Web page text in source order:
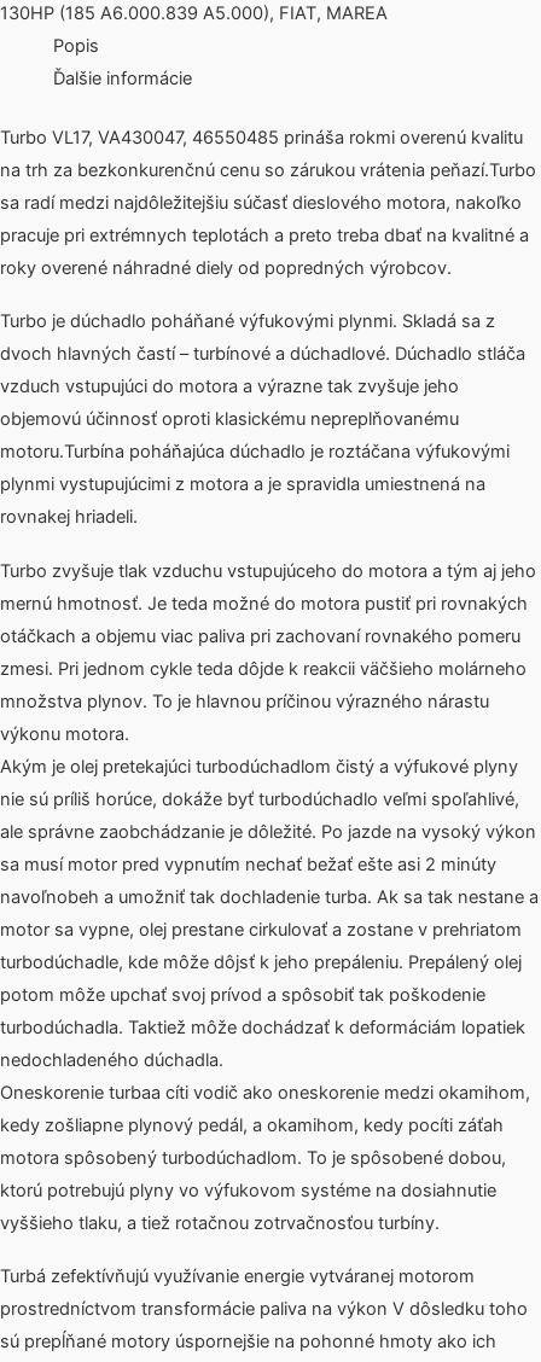
130HP (185 A6.000.839 A5.000), FIAT, MAREA
Popis
Ďalšie informácie
Turbo VL17, VA430047, 46550485 prináša rokmi overenú kvalitu
na trh za bezkonkurenčnú cenu so zárukou vrátenia peňazí.Turbo
sa radí medzi najdôležitejšiu súčasť dieslového motora, nakoľko
pracuje pri extrémnych teplotách a preto treba dbať na kvalitné a
roky overené náhradné diely od popredných výrobcov.
Turbo je dúchadlo poháňané výfukovými plynmi. Skladá sa z
dvoch hlavných častí – turbínové a dúchadlové. Dúchadlo stláča
vzduch vstupujúci do motora a výrazne tak zvyšuje jeho
objemovú účinnosť oproti klasickému nepreplňovanému
motoru.Turbína poháňajúca dúchadlo je roztáčana výfukovými
plynmi vystupujúcimi z motora a je spravidla umiestnená na
rovnakej hriadeli.
Turbo zvyšuje tlak vzduchu vstupujúceho do motora a tým aj jeho
mernú hmotnosť. Je teda možné do motora pustiť pri rovnakých
otáčkach a objemu viac paliva pri zachovaní rovnakého pomeru
zmesi. Pri jednom cykle teda dôjde k reakcii väčšieho molárneho
množstva plynov. To je hlavnou príčinou výrazného nárastu
výkonu motora.
Akým je olej pretekajúci turbodúchadlom čistý a výfukové plyny
nie sú príliš horúce, dokáže byť turbodúchadlo veľmi spoľahlivé,
ale správne zaobchádzanie je dôležité. Po jazde na vysoký výkon
sa musí motor pred vypnutím nechať bežať ešte asi 2 minúty
navoľnobeh a umožniť tak dochladenie turba. Ak sa tak nestane a
motor sa vypne, olej prestane cirkulovať a zostane v prehriatom
turbodúchadle, kde môže dôjsť k jeho prepáleniu. Prepálený olej
potom môže upchať svoj prívod a spôsobiť tak poškodenie
turbodúchadla. Taktiež môže dochádzať k deformáciám lopatiek
nedochladeného dúchadla.
Oneskorenie turbaa cíti vodič ako oneskorenie medzi okamihom,
kedy zošliapne plynový pedál, a okamihom, kedy pocíti záťah
motora spôsobený turbodúchadlom. To je spôsobené dobou,
ktorú potrebujú plyny vo výfukovom systéme na dosiahnutie
vyššieho tlaku, a tiež rotačnou zotrvačnosťou turbíny.
Turbá zefektívňujú využívanie energie vytváranej motorom
prostredníctvom transformácie paliva na výkon V dôsledku toho
sú prepĺňané motory úspornejšie na pohonné hmoty ako ich